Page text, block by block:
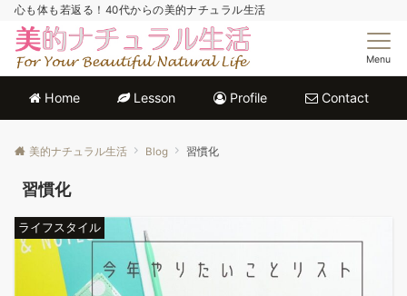
心も体も若返る！40代からの美的ナチュラル生活
Menu
Home Lesson Profile Contact
美的ナチュラル生活 Blog 習慣化
習慣化
ライフスタイル